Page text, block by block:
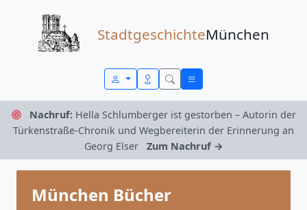
StadtgeschichteMünchen
Nachruf: Hella Schlumberger ist gestorben – Autorin der
Türkenstraße-Chronik und Wegbereiterin der Erinnerung an
Georg Elser
Zum Nachruf →
München Bücher